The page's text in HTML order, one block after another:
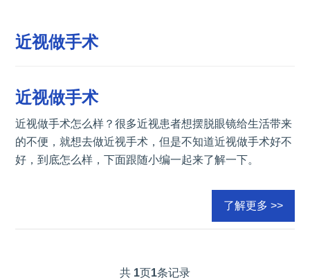
近视做手术
近视做手术
近视做手术怎么样？很多近视患者想摆脱眼镜给生活带来
的不便，就想去做近视手术，但是不知道近视做手术好不
好，到底怎么样，下面跟随小编一起来了解一下。
了解更多 >>
共 1页1条记录